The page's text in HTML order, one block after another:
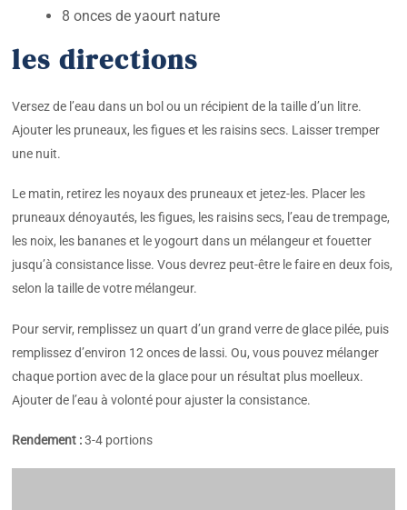
8 onces de yaourt nature
les directions
Versez de l’eau dans un bol ou un récipient de la taille d’un litre.
Ajouter les pruneaux, les figues et les raisins secs. Laisser tremper
une nuit.
Le matin, retirez les noyaux des pruneaux et jetez-les. Placer les
pruneaux dénoyautés, les figues, les raisins secs, l’eau de trempage,
les noix, les bananes et le yogourt dans un mélangeur et fouetter
jusqu’à consistance lisse. Vous devrez peut-être le faire en deux fois,
selon la taille de votre mélangeur.
Pour servir, remplissez un quart d’un grand verre de glace pilée, puis
remplissez d’environ 12 onces de lassi. Ou, vous pouvez mélanger
chaque portion avec de la glace pour un résultat plus moelleux.
Ajouter de l’eau à volonté pour ajuster la consistance.
Rendement :3-4 portions